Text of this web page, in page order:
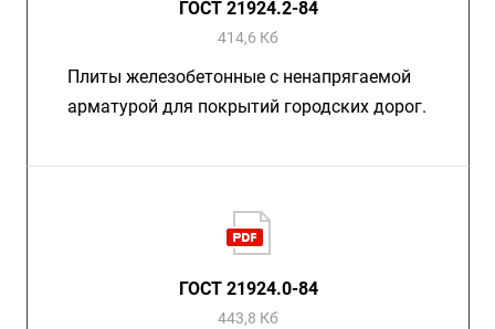
ГОСТ 21924.2-84
414,6 Кб
Плиты железобетонные с ненапрягаемой
арматурой для покрытий городских дорог.
ГОСТ 21924.0-84
443,8 Кб